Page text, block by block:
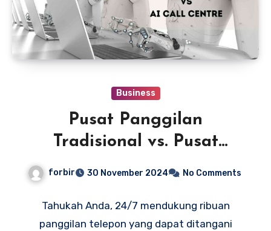
Business
Pusat Panggilan
Tradisional vs. Pusat
forbir 30 November 2024 No Comments
Tahukah Anda, 24/7 mendukung ribuan
panggilan telepon yang dapat ditangani